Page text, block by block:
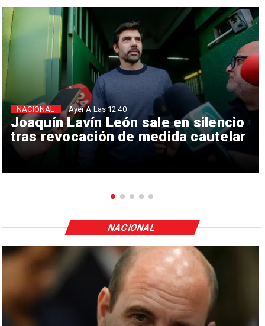
Joaquín Lavín León sale en silencio
tras revocación de medida cautelar
NACIONAL Ayer A Las 12:40
NACIONAL